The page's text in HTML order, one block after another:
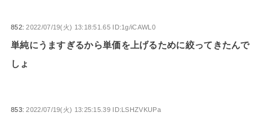
852:2022/07/19(火) 13:18:51.65 ID:1g/iCAWL0
単純にうますぎるから単価を上げるために絞ってきたんで
しょ
853:2022/07/19(火) 13:25:15.39 ID:LSHZVKUPa